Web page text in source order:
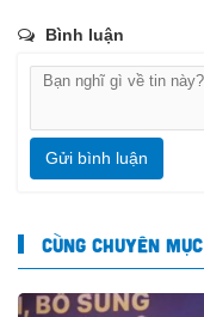
Bình luận
Gửi bình luận
CÙNG CHUYÊN MỤC